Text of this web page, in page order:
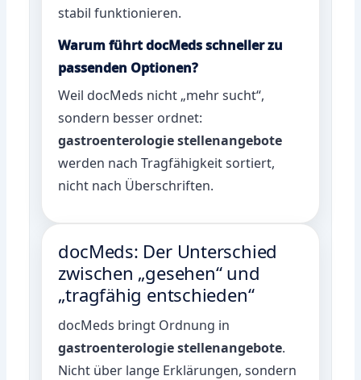
stabil funktionieren.
Warum führt docMeds schneller zu
passenden Optionen?
Weil docMeds nicht „mehr sucht“,
sondern besser ordnet:
gastroenterologie stellenangebote
werden nach Tragfähigkeit sortiert,
nicht nach Überschriften.
docMeds: Der Unterschied
zwischen „gesehen“ und
„tragfähig entschieden“
docMeds bringt Ordnung in
gastroenterologie stellenangebote.
Nicht über lange Erklärungen, sondern